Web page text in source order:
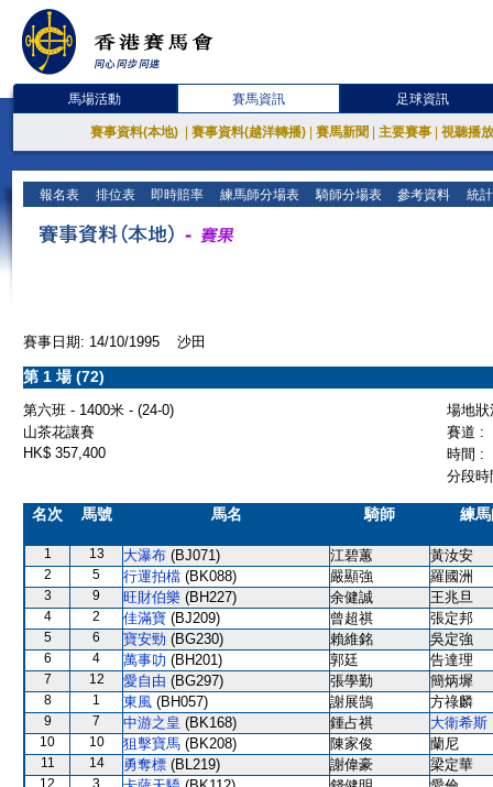
馬場活動 賽馬資訊 足球資訊
賽事資料(本地) 賽事資料(越洋轉播) 賽馬新聞 主要賽事 視聽播
報名表 排位表 即時賠率 練馬師分場表 騎師分場表 參考資料 統
賽事日期: 14/10/1995 沙田
第 1 場 (72)
第六班 - 1400米 - (24-0)
場地
山茶花讓賽
賽道 :
HK$ 357,400
時間 :
分段
名次 馬號 馬名 騎師 練
1 13 大瀑布 (BJ071) 江碧蕙 黃汝安
2 5 行運拍檔 (BK088) 嚴顯強 羅國洲
3 9 旺財伯樂 (BH227) 余健誠 王兆旦
4 2 佳滿寶 (BJ209) 曾超祺 張定邦
5 6 寶安勁 (BG230) 賴維銘 吳定強
6 4 萬事叻 (BH201) 郭廷 告達理
7 12 愛自由 (BG297) 張學勤 簡炳墀
8 1 東風 (BH057) 謝展鵠 方祿麟
9 7 中游之皇 (BK168) 鍾占祺 大衛希斯
10 10 狙擊寶馬 (BK208) 陳家俊 蘭尼
11 14 勇奪標 (BL219) 謝偉豪 梁定華
12 3